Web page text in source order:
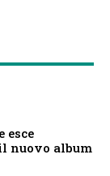
esce
nuovo album